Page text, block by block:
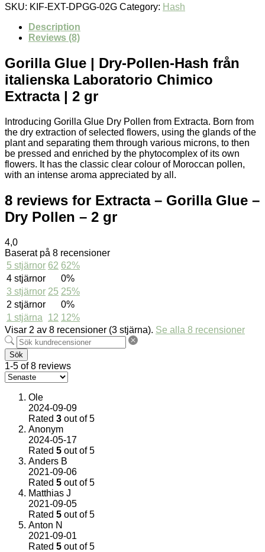
Pollen
2
gr
SKU: KIF-EXT-DPGG-02G Category: Hash
Description
Reviews (8)
Gorilla Glue | Dry-Pollen-Hash från
italienska Laboratorio Chimico
Extracta | 2 gr
Introducing Gorilla Glue Dry Pollen from Extracta. Born from
the dry extraction of selected flowers, using the glands of the
plant and separating them through various microns, to then
be pressed and enriched by the phytocomplex of its own
flowers. It has the classic clear colour of Moroccan pollen,
with an intense aroma appreciated by all.
8 reviews for Extracta – Gorilla Glue –
Dry Pollen – 2 gr
4,0
Baserat på 8 recensioner
5 stjärnor 62 62%
4 stjärnor
0%
3 stjärnor 25 25%
2 stjärnor
0%
1 stjärna
12 12%
Visar 2 av 8 recensioner (3 stjärna). Se alla 8 recensioner
Sök
1-5 of 8 reviews
Ole
2024-09-09
Rated 3 out of 5
Anonym
2024-05-17
Rated 5 out of 5
Anders B
2021-09-06
Rated 5 out of 5
Matthias J
2021-09-05
Rated 5 out of 5
Anton N
2021-09-01
Rated 5 out of 5